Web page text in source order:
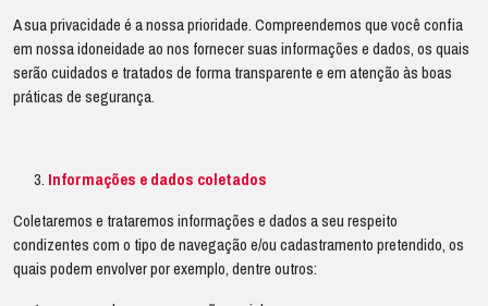
A sua privacidade é a nossa prioridade. Compreendemos que você confia
em nossa idoneidade ao nos fornecer suas informações e dados, os quais
serão cuidados e tratados de forma transparente e em atenção às boas
práticas de segurança.
Informações e dados coletados
Coletaremos e trataremos informações e dados a seu respeito
condizentes com o tipo de navegação e/ou cadastramento pretendido, os
quais podem envolver por exemplo, dentre outros: